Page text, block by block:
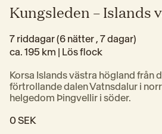
Kungsleden – Islands
7 riddagar (6 nätter , 7 dagar)
ca. 195 km | Lös flock
Korsa Islands västra högland från
förtrollande dalen Vatnsdalur i
helgedom Þingvellir i söder.
0 SEK